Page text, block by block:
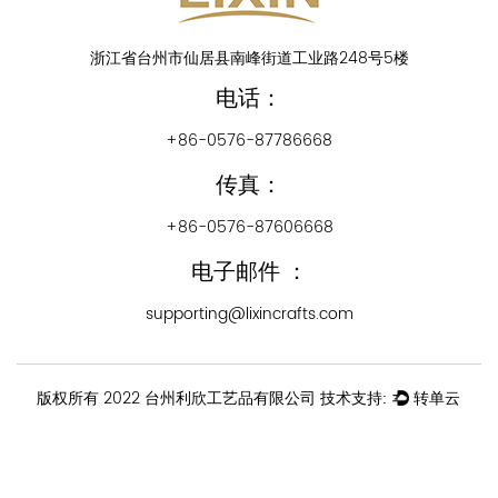
浙江省台州市仙居县南峰街道工业路248号5楼
电话：
+86-0576-87786668
传真：
+86-0576-87606668
电子邮件 ：
supporting@lixincrafts.com
版权所有 2022 台州利欣工艺品有限公司